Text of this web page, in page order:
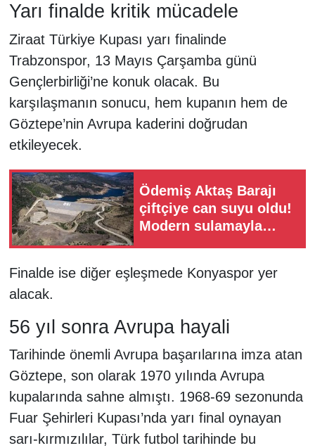
Yarı finalde kritik mücadele
Ziraat Türkiye Kupası yarı finalinde
Trabzonspor, 13 Mayıs Çarşamba günü
Gençlerbirliği’ne konuk olacak. Bu
karşılaşmanın sonucu, hem kupanın hem de
Göztepe’nin Avrupa kaderini doğrudan
etkileyecek.
Ödemiş Aktaş Barajı
çiftçiye can suyu oldu!
Modern sulamayla
Finalde ise diğer eşleşmede Konyaspor yer
alacak.
56 yıl sonra Avrupa hayali
Tarihinde önemli Avrupa başarılarına imza atan
Göztepe, son olarak 1970 yılında Avrupa
kupalarında sahne almıştı. 1968-69 sezonunda
Fuar Şehirleri Kupası’nda yarı final oynayan
sarı-kırmızılılar, Türk futbol tarihinde bu